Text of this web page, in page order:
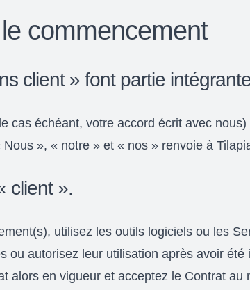
commencement
client » font partie
cas échéant, votre accord écrit avec
», « notre » et « nos » renvoie à
client ».
utilisez les outils logiciels ou les
ou autorisez leur utilisation après avoir
alors en vigueur et acceptez le Contrat